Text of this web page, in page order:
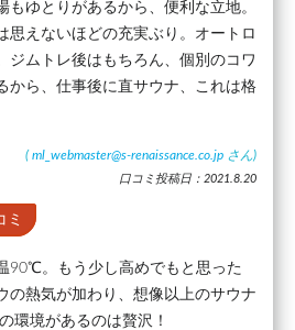
もゆとりがあるから、便利な立地。
思えないほどの充実ぶり。オートロ
ジムトレ後はもちろん、個別のコワ
から、仕事後に直サウナ、これは格
( ml_webmaster@s-renaissance.co.jp さん)
口コミ投稿日：2021.8.20
ミ
90℃。もう少し高めでもと思った
の熱気が加わり、想像以上のサウナ
環境があるのは贅沢！